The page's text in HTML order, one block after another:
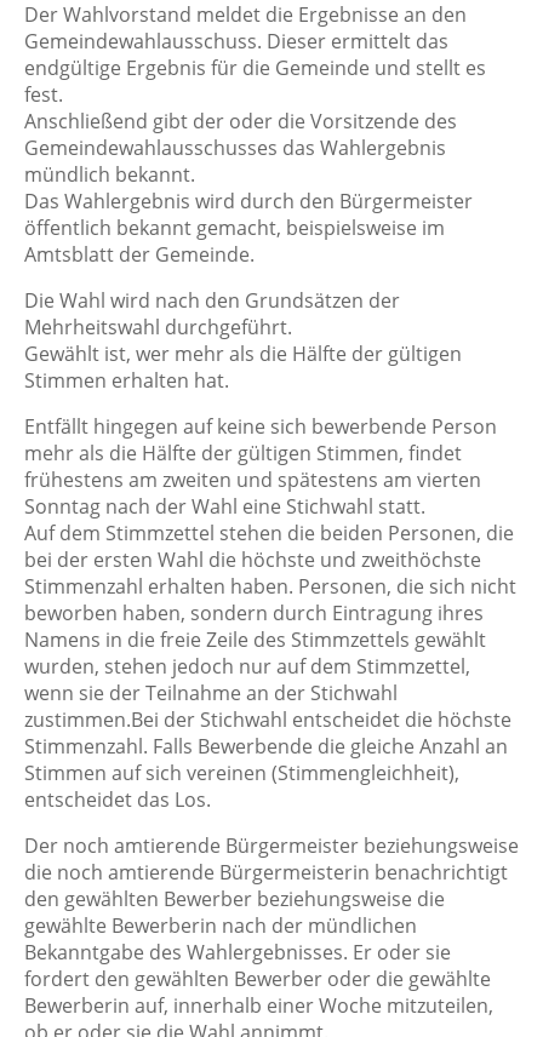
Der Wahlvorstand meldet die Ergebnisse an den
Gemeindewahlausschuss. Dieser ermittelt das
endgültige Ergebnis für die Gemeinde und stellt es
fest.
Anschließend gibt der oder die Vorsitzende des
Gemeindewahlausschusses das Wahlergebnis
mündlich bekannt.
Das Wahlergebnis wird durch den Bürgermeister
öffentlich bekannt gemacht, beispielsweise im
Amtsblatt der Gemeinde.
Die Wahl wird nach den Grundsätzen der
Mehrheitswahl durchgeführt.
Gewählt ist, wer mehr als die Hälfte der gültigen
Stimmen erhalten hat.
Entfällt hingegen auf keine sich bewerbende Person
mehr als die Hälfte der gültigen Stimmen, findet
frühestens am zweiten und spätestens am vierten
Sonntag nach der Wahl eine Stichwahl statt.
Auf dem Stimmzettel stehen die beiden Personen, die
bei der ersten Wahl die höchste und zweithöchste
Stimmenzahl erhalten haben. Personen, die sich nicht
beworben haben, sondern durch Eintragung ihres
Namens in die freie Zeile des Stimmzettels gewählt
wurden, stehen jedoch nur auf dem Stimmzettel,
wenn sie der Teilnahme an der Stichwahl
zustimmen.Bei der Stichwahl entscheidet die höchste
Stimmenzahl. Falls Bewerbende die gleiche Anzahl an
Stimmen auf sich vereinen (Stimmengleichheit),
entscheidet das Los.
Der noch amtierende Bürgermeister beziehungsweise
die noch amtierende Bürgermeisterin benachrichtigt
den gewählten Bewerber beziehungsweise die
gewählte Bewerberin nach der mündlichen
Bekanntgabe des Wahlergebnisses. Er oder sie
fordert den gewählten Bewerber oder die gewählte
Bewerberin auf, innerhalb einer Woche mitzuteilen,